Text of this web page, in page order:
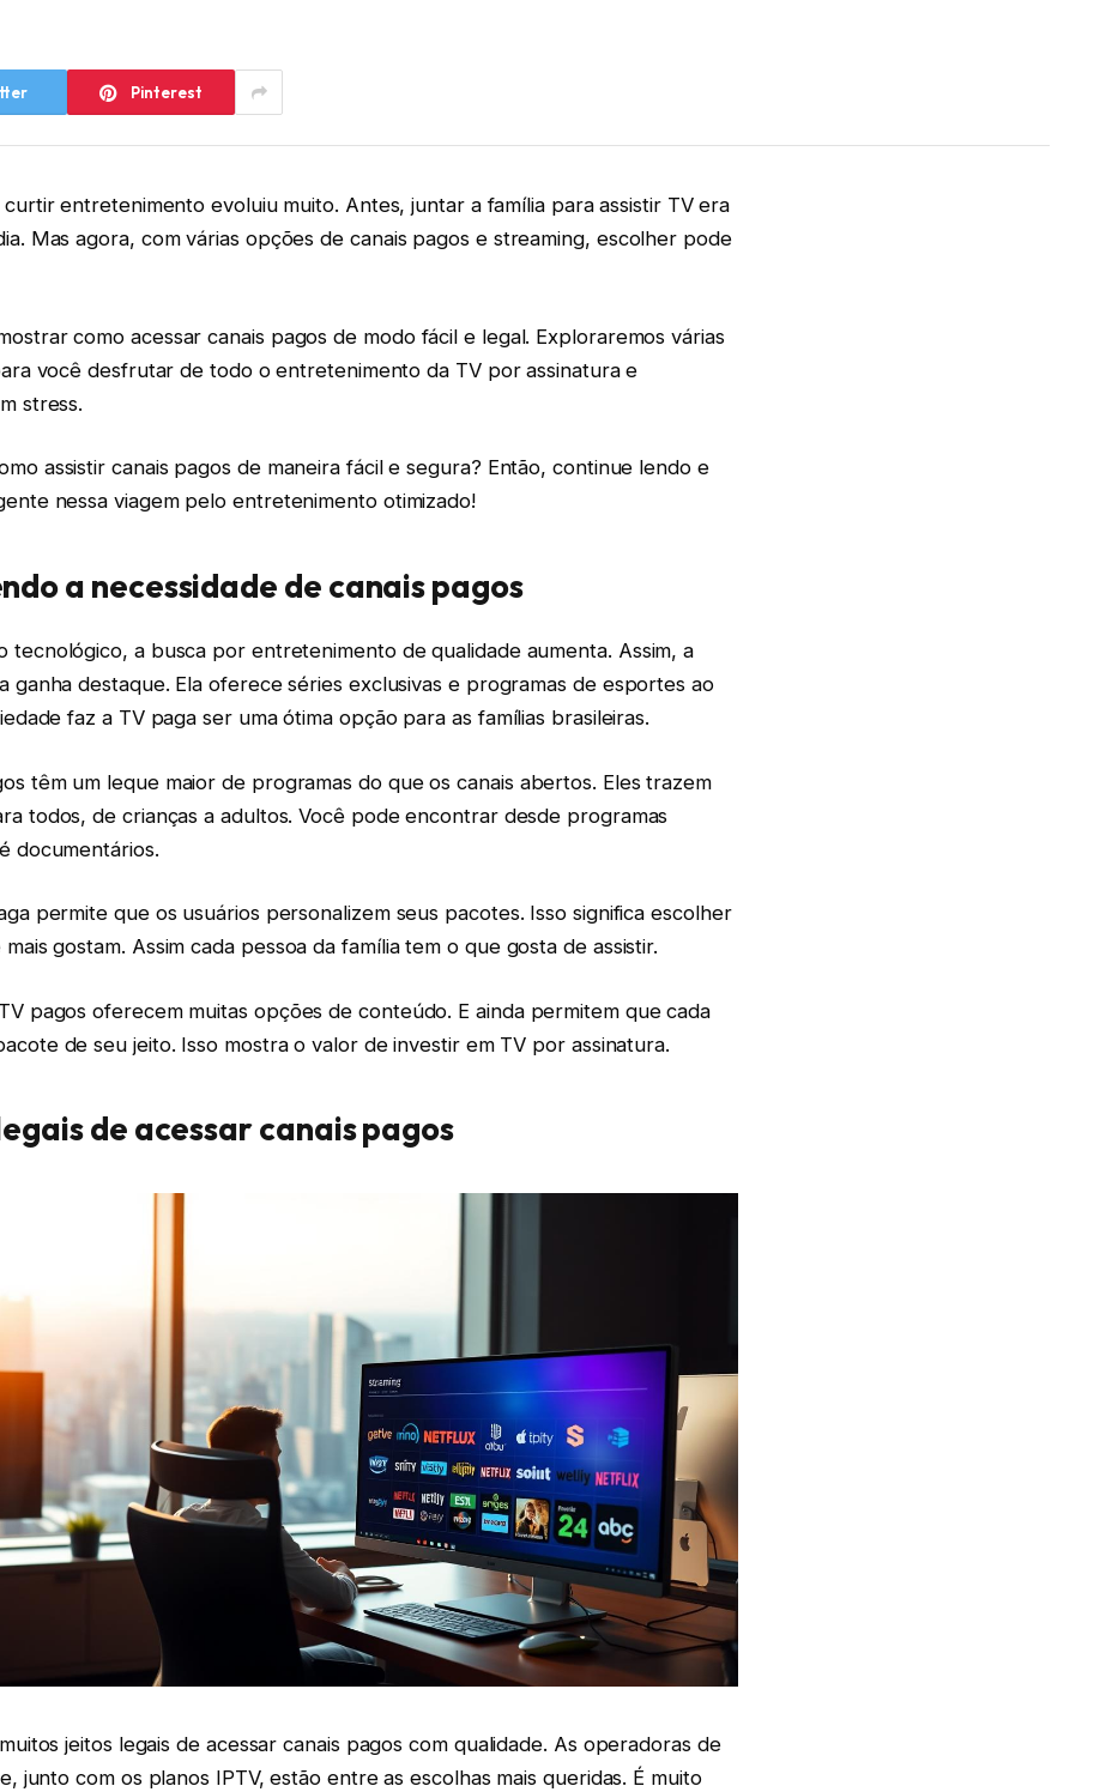
Pinterest
curtir entretenimento evoluiu muito. Antes, juntar a família para assistir TV era
Mas agora, com várias opções de canais pagos e streaming, escolher pode
como acessar canais pagos de modo fácil e legal. Exploraremos várias
você desfrutar de todo o entretenimento da TV por assinatura e
stress.
assistir canais pagos de maneira fácil e segura? Então, continue lendo e
nessa viagem pelo entretenimento otimizado!
a necessidade de canais pagos
tecnológico, a busca por entretenimento de qualidade aumenta. Assim, a
ganha destaque. Ela oferece séries exclusivas e programas de esportes ao
faz a TV paga ser uma ótima opção para as famílias brasileiras.
têm um leque maior de programas do que os canais abertos. Eles trazem
todos, de crianças a adultos. Você pode encontrar desde programas
documentários.
permite que os usuários personalizem seus pacotes. Isso significa escolher
gostam. Assim cada pessoa da família tem o que gosta de assistir.
pagos oferecem muitas opções de conteúdo. E ainda permitem que cada
de seu jeito. Isso mostra o valor de investir em TV por assinatura.
de acessar canais pagos
jeitos legais de acessar canais pagos com qualidade. As operadoras de
junto com os planos IPTV, estão entre as escolhas mais queridas. É muito